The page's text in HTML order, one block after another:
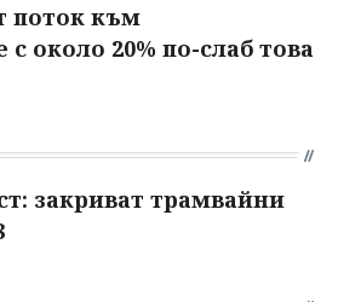
поток към
около 20% по-слаб това
закриват трамвайни